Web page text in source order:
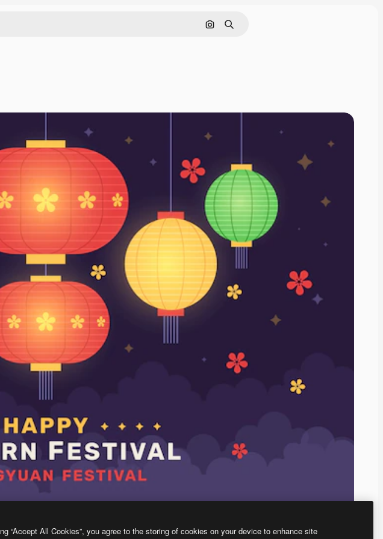
画像で検索
検索
“Accept All Cookies”, you agree to the storing of cookies on your device to enhance site